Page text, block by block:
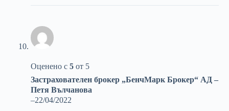
Оценено с 5 от 5
Застрахователен брокер „БенчМарк Брокер“ АД –
Петя Вълчанова
–22/04/2022